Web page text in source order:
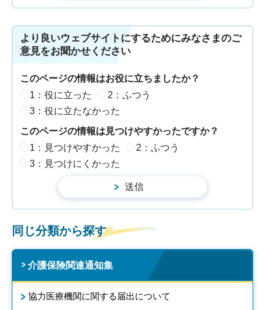
より良いウェブサイトにするためにみなさまのご
意見をお聞かせください
このページの情報はお役に立ちましたか？
1：役に立った
2：ふつう
3：役に立たなかった
このページの情報は見つけやすかったですか？
1：見つけやすかった
2：ふつう
3：見つけにくかった
同じ分類から探す
介護保険関連通知集
協力医療機関に関する届出について